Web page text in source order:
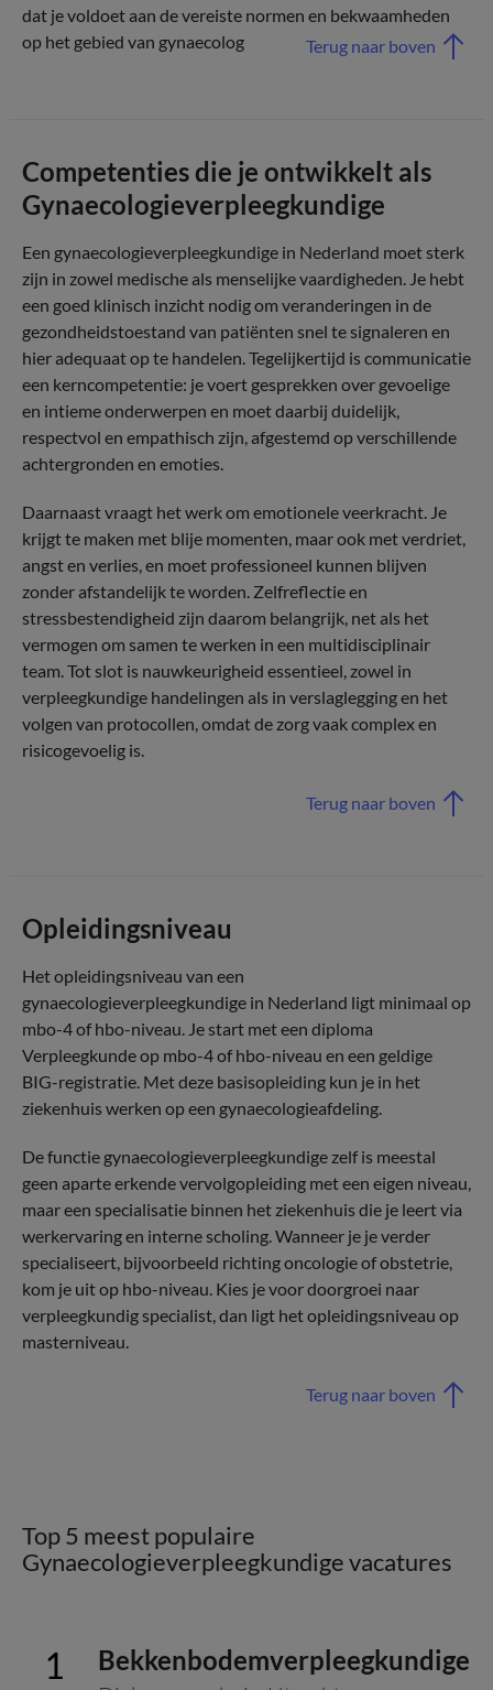
dat je voldoet aan de vereiste normen en bekwaamheden
op het gebied van gynaecolog
Terug naar boven
Competenties die je ontwikkelt als
Gynaecologieverpleegkundige
Een gynaecologieverpleegkundige in Nederland moet sterk
zijn in zowel medische als menselijke vaardigheden. Je hebt
een goed klinisch inzicht nodig om veranderingen in de
gezondheidstoestand van patiënten snel te signaleren en
hier adequaat op te handelen. Tegelijkertijd is communicatie
een kerncompetentie: je voert gesprekken over gevoelige
en intieme onderwerpen en moet daarbij duidelijk,
respectvol en empathisch zijn, afgestemd op verschillende
achtergronden en emoties.
Daarnaast vraagt het werk om emotionele veerkracht. Je
krijgt te maken met blije momenten, maar ook met verdriet,
angst en verlies, en moet professioneel kunnen blijven
zonder afstandelijk te worden. Zelfreflectie en
stressbestendigheid zijn daarom belangrijk, net als het
vermogen om samen te werken in een multidisciplinair
team. Tot slot is nauwkeurigheid essentieel, zowel in
verpleegkundige handelingen als in verslaglegging en het
volgen van protocollen, omdat de zorg vaak complex en
risicogevoelig is.
Terug naar boven
Opleidingsniveau
Het opleidingsniveau van een
gynaecologieverpleegkundige in Nederland ligt minimaal op
mbo-4 of hbo-niveau. Je start met een diploma
Verpleegkunde op mbo-4 of hbo-niveau en een geldige
BIG-registratie. Met deze basisopleiding kun je in het
ziekenhuis werken op een gynaecologieafdeling.
De functie gynaecologieverpleegkundige zelf is meestal
geen aparte erkende vervolgopleiding met een eigen niveau,
maar een specialisatie binnen het ziekenhuis die je leert via
werkervaring en interne scholing. Wanneer je je verder
specialiseert, bijvoorbeeld richting oncologie of obstetrie,
kom je uit op hbo-niveau. Kies je voor doorgroei naar
verpleegkundig specialist, dan ligt het opleidingsniveau op
masterniveau.
Terug naar boven
Top 5 meest populaire
Gynaecologieverpleegkundige vacatures
Bekkenbodemverpleegkundige